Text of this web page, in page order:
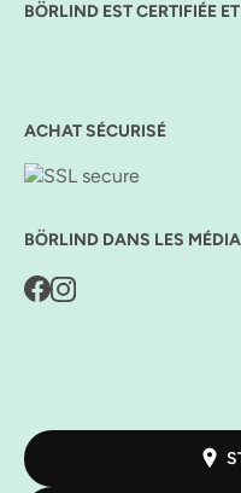
BÖRLIND EST CERTIFIÉE
ACHAT SÉCURISÉ
BÖRLIND DANS LES